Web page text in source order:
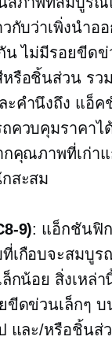
กับว่าเพิ่งนำอ
น ไม่มีรอยขีด
รือชิ้นส่วน รว
ะคำนึงถึง แอ็ค
ควบคุมราคาไ
คุณภาพที่เก่า
สะสม
9): แอ็กชันฟิ
เกือบจะสมบู
กน้อย สิ่งเหล่า
ขีดข่วนเล็กๆ
และ/หรือชิ้นส่